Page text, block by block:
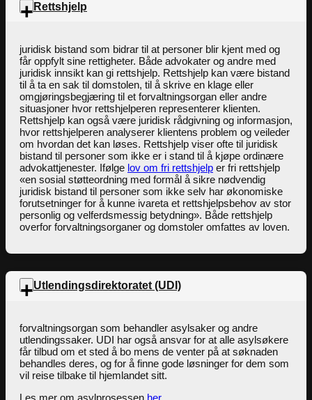
Rettshjelp
juridisk bistand som bidrar til at personer blir kjent med og
får oppfylt sine rettigheter. Både advokater og andre med
juridisk innsikt kan gi rettshjelp. Rettshjelp kan være bistand
til å ta en sak til domstolen, til å skrive en klage eller
omgjøringsbegjæring til et forvaltningsorgan eller andre
situasjoner hvor rettshjelperen representerer klienten.
Rettshjelp kan også være juridisk rådgivning og informasjon,
hvor rettshjelperen analyserer klientens problem og veileder
om hvordan det kan løses. Rettshjelp viser ofte til juridisk
bistand til personer som ikke er i stand til å kjøpe ordinære
advokattjenester. Ifølge lov om fri rettshjelp er fri rettshjelp
«en sosial støtteordning med formål å sikre nødvendig
juridisk bistand til personer som ikke selv har økonomiske
forutsetninger for å kunne ivareta et rettshjelpsbehov av stor
personlig og velferdsmessig betydning». Både rettshjelp
overfor forvaltningsorganer og domstoler omfattes av loven.
Utlendingsdirektoratet (UDI)
forvaltningsorgan som behandler asylsaker og andre
utlendingssaker. UDI har også ansvar for at alle asylsøkere
får tilbud om et sted å bo mens de venter på at søknaden
behandles deres, og for å finne gode løsninger for dem som
vil reise tilbake til hjemlandet sitt.
Les mer om asylprosessen her.